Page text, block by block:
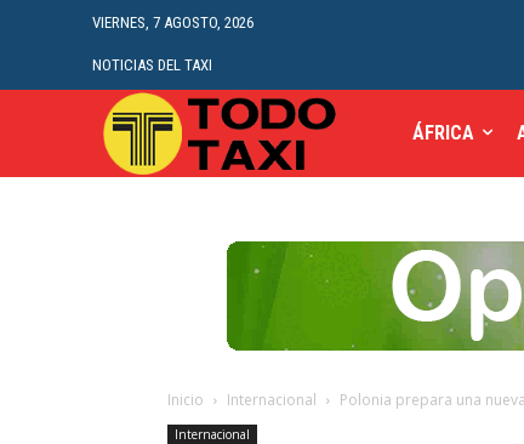
VIERNES, 7 AGOSTO, 2026
NOTICIAS DEL TAXI
ÁFRICA
Inicio Internacional Polonia prepara una
Internacional